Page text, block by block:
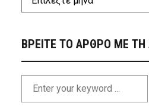
ΒΡΕΙΤΕ ΤΟ ΑΡΘΡΟ ΜΕ ΤΗ